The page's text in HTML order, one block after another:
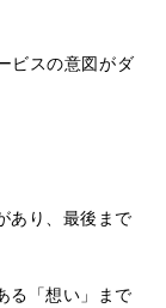
ビスの意図がダ
あり、最後まで
る「想い」まで